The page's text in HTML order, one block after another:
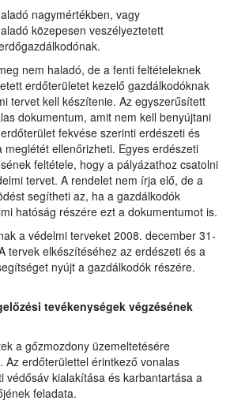
nagymértékben, vagy
közepesen veszélyeztetett
nem haladó, de a fenti feltételeknek
erdőterületet kezelő gazdálkodóknak
tervet kell készítenie. Az egyszerűsített
dokumentum, amit nem kell benyújtani
fekvése szerinti erdészeti és
meglétét ellenőrizheti. Egyes erdészeti
feltétele, hogy a pályázathoz csatolni
tervet. A rendelet nem írja elő, de a
segítheti az, ha a gazdálkodók
hatóság részére ezt a dokumentumot is.
a védelmi terveket 2008. december 31-
tervek elkészítéséhez az erdészeti és a
nyújt a gazdálkodók részére.
tevékenységek végzésének
a gőzmozdony üzemeltetésére
Az erdőterülettel érintkező vonalas
védősáv kialakítása és karbantartása a
feladata.